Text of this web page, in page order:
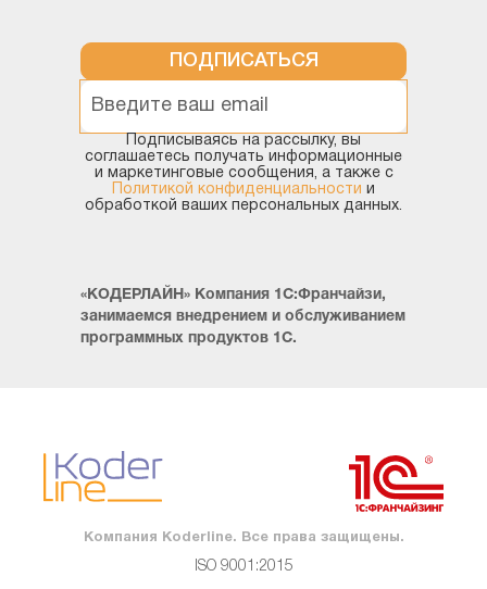
ПОДПИСАТЬСЯ
Подписываясь на рассылку, вы
соглашаетесь получать информационные
и маркетинговые сообщения, а также с
Политикой конфиденциальности и
обработкой ваших персональных данных.
«КОДЕРЛАЙН» Компания 1С:Франчайзи,
занимаемся внедрением и обслуживанием
программных продуктов 1С.
Компания Koderline. Все права защищены.
ISO 9001:2015